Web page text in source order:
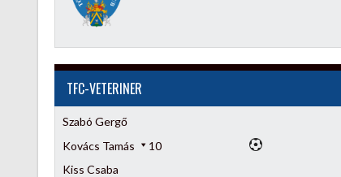
TFC-VETERINER
Szabó Gergő
Kovács Tamás
10
Kiss Csaba